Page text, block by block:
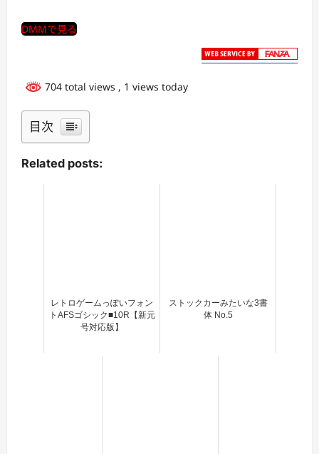
DMMで見る
704 total views , 1 views today
目次
Related posts:
レトロゲームっぽいフォン
トAFSゴシック■10R【新元
号対応版】
ストックカーみたいな3書
体 No.5